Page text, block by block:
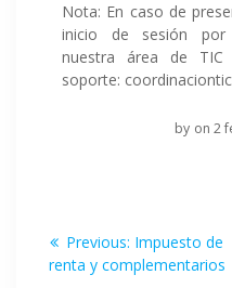
Nota: En caso de
inicio de sesión por
nuestra área de
soporte:
by on 2
de
Previous: Previous
post:
Impuesto de
renta y complementarios